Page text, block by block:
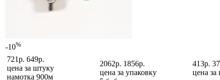
-10%
721р. 649р.
цена за штуку
намотка 900м
2062р. 1856р.
цена за упаковку
413р.
цена за